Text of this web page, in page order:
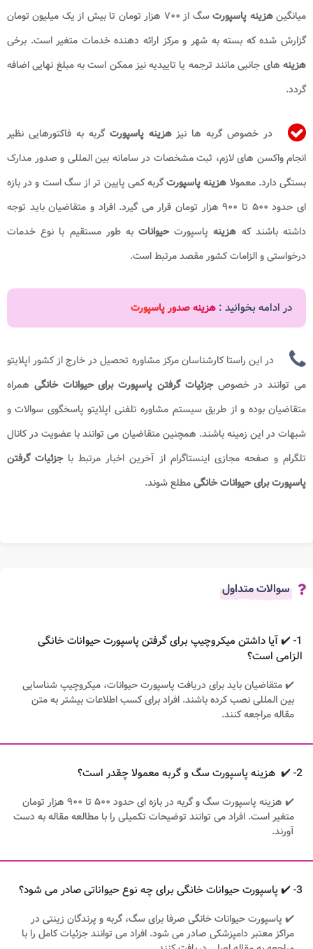
میانگینهزینه پاسپورت
سگ از ۷۰۰ هزار تومان تا بیش از یک میلیون تومان
گزارش شده که بسته به شهر و مرکز ارائه دهنده خدمات متغیر است. برخی
هزینه های جانبی مانند ترجمه یا تاییدیه نیز ممکن است به مبلغ نهایی اضافه
گردد.
در خصوص گربه ها نیزهزینه پاسپورت گربه به فاکتورهایی نظیر
انجام واکسن های لازم، ثبت مشخصات در سامانه بین المللی و صدور مدارک
بستگی دارد. معمولا هزینه پاسپورتگربه کمی پایین تر از سگ است و در بازه
ای حدود ۵۰۰ تا ۹۰۰ هزار تومان قرار می گیرد. افراد و متقاضیان باید توجه
داشته باشند که هزینه پاسپورتحیواناتبه طور مستقیم با نوع خدمات
درخواستی و الزامات کشور مقصد مرتبط است.
در ادامه بخوانید : هزینه صدور پاسپورت
در این راستا کارشناسان مرکز مشاوره تحصیل در خارج از کشور اپلایتو
می توانند در خصوصجزئیات گرفتن پاسپورت برای حیوانات خانگی همراه
متقاضیان بوده و از طریق سیستم مشاوره تلفنی اپلایتو پاسخگوی سوالات و
شبهات در این زمینه باشند. همچنین متقاضیان می توانند با عضویت در کانال
تلگرام و صفحه مجازی اینستاگرام از آخرین اخبار مرتبط باجزئیات گرفتن
پاسپورت برای حیوانات خانگیمطلع شوند.
سوالات متداول
1- ✔️ آیا داشتن میکروچیپ برای گرفتن پاسپورت حیوانات خانگی
الزامی است؟
✔️ متقاضیان باید برای دریافت پاسپورت حیوانات، میکروچیپ شناسایی
بین المللی نصب کرده باشند. افراد برای کسب اطلاعات بیشتر به متن
مقاله مراجعه کنند.
2- ✔️ هزینه پاسپورت سگ و گربه معمولا چقدر است؟
✔️ هزینه پاسپورت سگ و گربه در بازه ای حدود ۵۰۰ تا ۹۰۰ هزار تومان
متغیر است. افراد می توانند توضیحات تکمیلی را با مطالعه مقاله به دست
آورند.
3- ✔️ پاسپورت حیوانات خانگی برای چه نوع حیواناتی صادر می شود؟
✔️ پاسپورت حیوانات خانگی صرفا برای سگ، گربه و پرندگان زینتی در
مراکز معتبر دامپزشکی صادر می شود. افراد می توانند جزئیات کامل را با